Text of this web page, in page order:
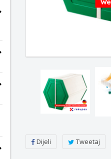
Dijeli Tweetaj